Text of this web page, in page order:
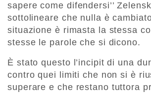
sapere come difendersi’’
sottolineare che nulla è
situazione è rimasta la stessa
stesse le parole che si dicono.
È stato questo l’incipit di una
contro quei limiti che non si è
superare e che restano tuttora